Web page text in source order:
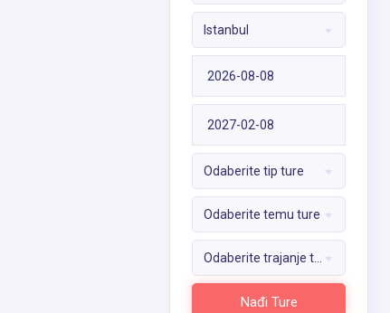
Istanbul
Odaberite tip ture
Odaberite temu ture
Odaberite trajanje ture
Nađi Ture